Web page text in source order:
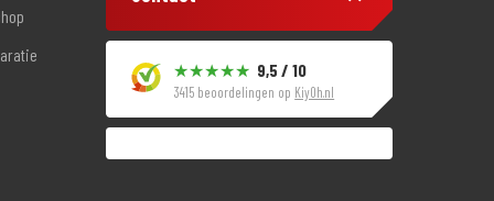
9,5 / 10
3415 beoordelingen op KiyOh.nl